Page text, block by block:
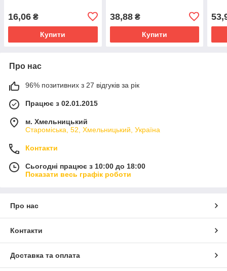
16,06 ₴
Купити
38,88₴
Купити
Про нас
96% позитивних з 27 відгуків за рік
Працює з 02.01.2015
м. Хмельницький
Староміська, 52, Хмельницький, Україна
Контакти
Сьогодні працює з 10:00 до 18:00
Показати весь графік роботи
Про нас
Контакти
Доставка та оплата